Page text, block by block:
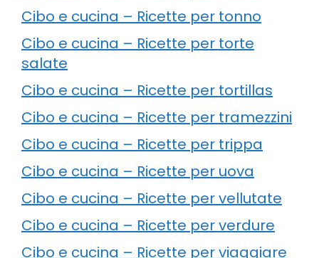
Cibo e cucina – Ricette per tonno
Cibo e cucina – Ricette per torte
salate
Cibo e cucina – Ricette per tortillas
Cibo e cucina – Ricette per tramezzini
Cibo e cucina – Ricette per trippa
Cibo e cucina – Ricette per uova
Cibo e cucina – Ricette per vellutate
Cibo e cucina – Ricette per verdure
Cibo e cucina – Ricette per viaggiare